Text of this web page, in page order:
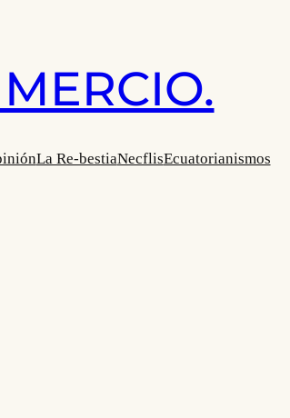
La Re-bestiaNecflisEcuatorianismos